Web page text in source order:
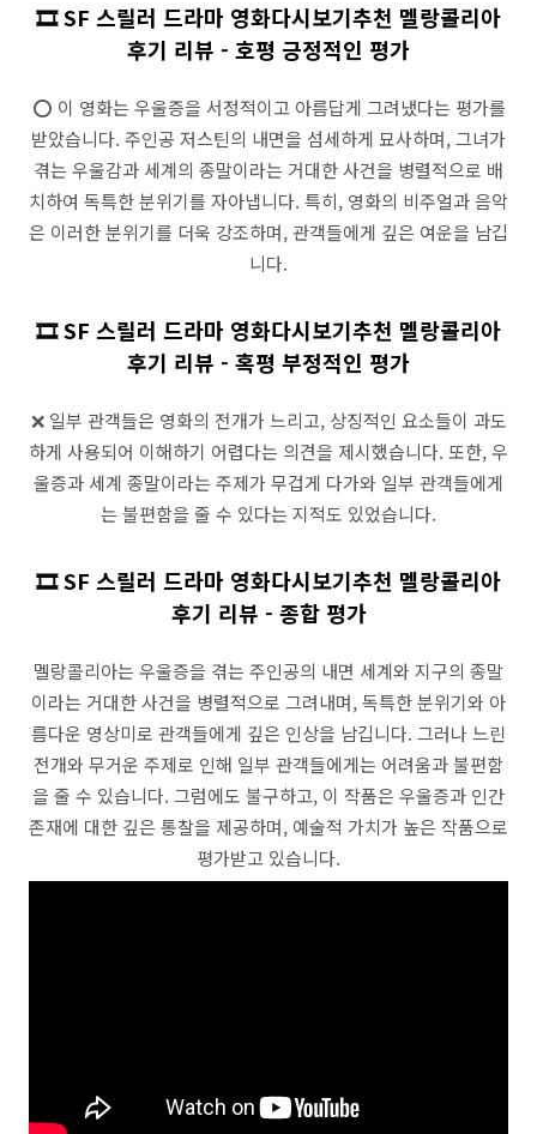
🎞️ SF 스릴러 드라마 영화다시보기추천 멜랑콜리아
후기 리뷰 - 호평 긍정적인 평가
⭕ 이 영화는 우울증을 서정적이고 아름답게 그려냈다는 평가를
받았습니다. 주인공 저스틴의 내면을 섬세하게 묘사하며, 그녀가
겪는 우울감과 세계의 종말이라는 거대한 사건을 병렬적으로 배
치하여 독특한 분위기를 자아냅니다. 특히, 영화의 비주얼과 음악
은 이러한 분위기를 더욱 강조하며, 관객들에게 깊은 여운을 남깁
니다.
🎞️ SF 스릴러 드라마 영화다시보기추천 멜랑콜리아
후기 리뷰 - 혹평 부정적인 평가
❌ 일부 관객들은 영화의 전개가 느리고, 상징적인 요소들이 과도
하게 사용되어 이해하기 어렵다는 의견을 제시했습니다. 또한, 우
울증과 세계 종말이라는 주제가 무겁게 다가와 일부 관객들에게
는 불편함을 줄 수 있다는 지적도 있었습니다.
🎞️ SF 스릴러 드라마 영화다시보기추천 멜랑콜리아
후기 리뷰 - 종합 평가
멜랑콜리아는 우울증을 겪는 주인공의 내면 세계와 지구의 종말
이라는 거대한 사건을 병렬적으로 그려내며, 독특한 분위기와 아
름다운 영상미로 관객들에게 깊은 인상을 남깁니다. 그러나 느린
전개와 무거운 주제로 인해 일부 관객들에게는 어려움과 불편함
을 줄 수 있습니다. 그럼에도 불구하고, 이 작품은 우울증과 인간
존재에 대한 깊은 통찰을 제공하며, 예술적 가치가 높은 작품으로
평가받고 있습니다.